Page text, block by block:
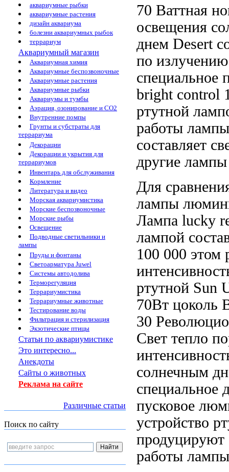
аквариумные рыбки
аквариумные растения
дизайн аквариума
болезни аквариумных рыбок
террариум
Аквариумный магазин
Аквариумная химия
Аквариумные беспозвоночные
Аквариумные растения
Аквариумные рыбки
Аквариумы и тумбы
Аэрация, озонирование и CO2
Внутренние помпы
Грунты и субстраты для
террариума
Декорации
Декорации и укрытия для
террариумов
Инвентарь для обслуживания
Кормление
Литература и видео
Морская аквариумистика
Морские беспозвоночные
Морские рыбы
Освещение
Подводные светильники и
лампы
Пруды и фонтаны
Светоарматура Juwel
Системы автодолива
Терморегуляция
Террариумистика
Террариумные животные
Тестирование воды
Фильтрация и стерилизация
Экзотические птицы
Статьи по аквариумистике
Это интересно...
Анекдоты
Сайты о животных
Реклама на сайте
Различные статьи
Поиск по сайту
70 Ваттная
освещения
днем Desert
по
специальное
bright control
ртутной
работы лампы
составляет
другие лампы
Для
лампы
Лампа lucky
лампой
100 000 этом
ртутной Sun
70Вт цоколь
30
Свет тепло
солнечным
специальное
пусковое
устройство
работы